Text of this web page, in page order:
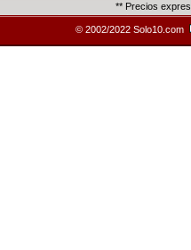
** Precios
© 2002/2022 Solo10.com